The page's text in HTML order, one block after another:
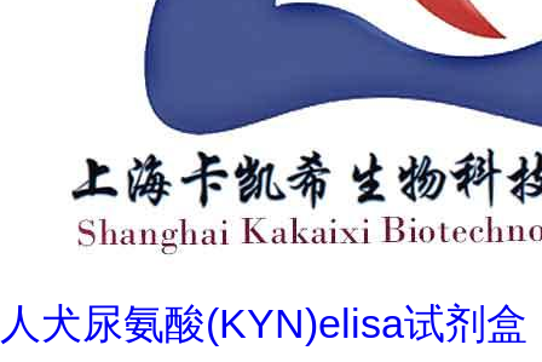
人犬尿氨酸(KYN)elisa试剂盒